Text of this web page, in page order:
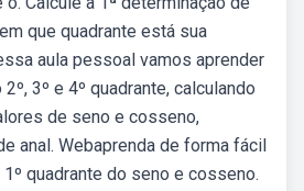
que quadrante está sua
aula pessoal vamos aprender
3º e 4º quadrante, calculando
de seno e cosseno,
anal. Webaprenda de forma fácil
quadrante do seno e cosseno.